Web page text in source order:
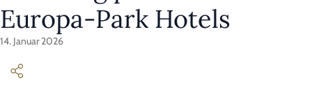
Europa-Park Hotels
14. Januar 2026